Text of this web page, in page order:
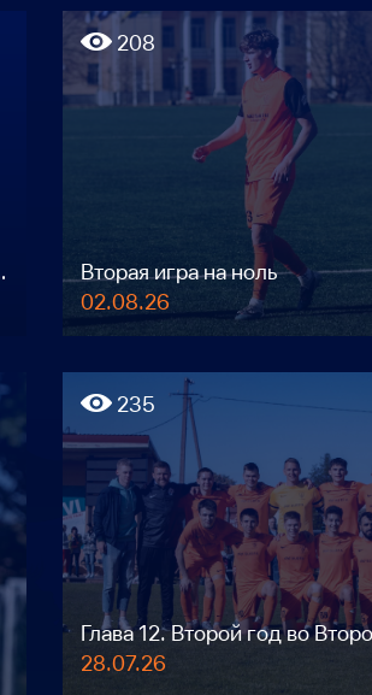
чудеса»
208
Вторая игра на ноль
02.08.26
235
28.07.26